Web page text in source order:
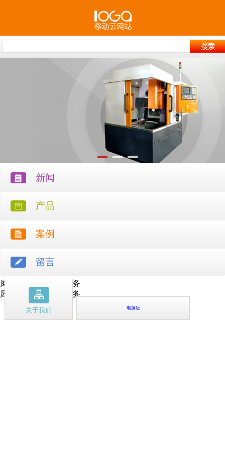
新闻
产品
案例
留言
关于我们 电脑版
犀牛云提供云计算服务
犀牛云提供企业云服务